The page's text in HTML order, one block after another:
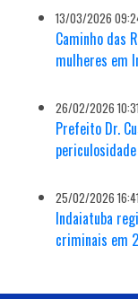
13/03/2026
Caminho das
mulheres em
26/02/2026
Prefeito Dr.
25/02/2026
Indaiatuba
criminais em